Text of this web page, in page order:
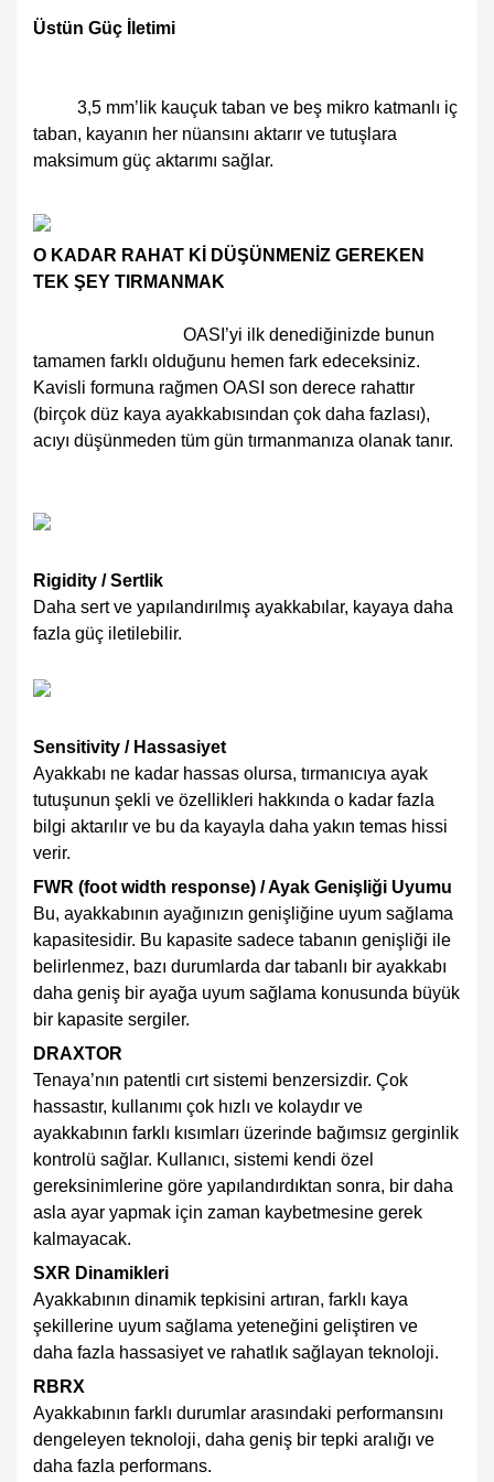
Üstün Güç İletimi
3,5 mm’lik kauçuk taban ve beş mikro katmanlı iç
taban, kayanın her nüansını aktarır ve tutuşlara
maksimum güç aktarımı sağlar.
O KADAR RAHAT Kİ DÜŞÜNMENİZ GEREKEN
TEK ŞEY TIRMANMAK
OASI’yi ilk denediğinizde bunun
tamamen farklı olduğunu hemen fark edeceksiniz.
Kavisli formuna rağmen OASI son derece rahattır
(birçok düz kaya ayakkabısından çok daha fazlası),
acıyı düşünmeden tüm gün tırmanmanıza olanak tanır.
Rigidity / Sertlik
Daha sert ve yapılandırılmış ayakkabılar, kayaya daha
fazla güç iletilebilir.
Sensitivity / Hassasiyet
Ayakkabı ne kadar hassas olursa, tırmanıcıya ayak
tutuşunun şekli ve özellikleri hakkında o kadar fazla
bilgi aktarılır ve bu da kayayla daha yakın temas hissi
verir.
FWR (foot width response) / Ayak Genişliği Uyumu
Bu, ayakkabının ayağınızın genişliğine uyum sağlama
kapasitesidir. Bu kapasite sadece tabanın genişliği ile
belirlenmez, bazı durumlarda dar tabanlı bir ayakkabı
daha geniş bir ayağa uyum sağlama konusunda büyük
bir kapasite sergiler.
DRAXTOR
Tenaya’nın patentli cırt sistemi benzersizdir. Çok
hassastır, kullanımı çok hızlı ve kolaydır ve
ayakkabının farklı kısımları üzerinde bağımsız gerginlik
kontrolü sağlar. Kullanıcı, sistemi kendi özel
gereksinimlerine göre yapılandırdıktan sonra, bir daha
asla ayar yapmak için zaman kaybetmesine gerek
kalmayacak.
SXR Dinamikleri
Ayakkabının dinamik tepkisini artıran, farklı kaya
şekillerine uyum sağlama yeteneğini geliştiren ve
daha fazla hassasiyet ve rahatlık sağlayan teknoloji.
RBRX
Ayakkabının farklı durumlar arasındaki performansını
dengeleyen teknoloji, daha geniş bir tepki aralığı ve
daha fazla performans.